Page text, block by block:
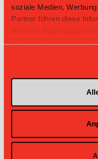
soziale Medien,
Partner führen diese
weiteren Daten
3 Jets 18
5 Skorps 18
8 Red Ants 18